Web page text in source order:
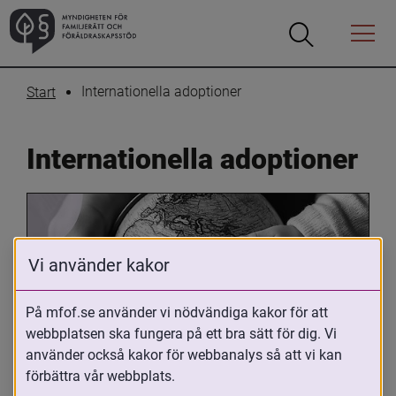
Öppna
Öppna
Menyn
Start Internationella adoptioner
Internationella adoptioner
Oavsett om du är adopterad,
adoptivförälder eller arbetar med
Vi använder kakor
På mfof.se använder vi nödvändiga kakor för att
webbplatsen ska fungera på ett bra sätt för dig. Vi
använder också kakor för webbanalys så att vi kan
förbättra vår webbplats.